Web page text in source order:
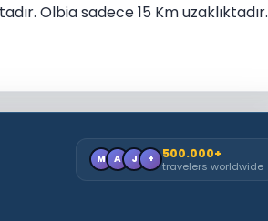
Olbia sadece 15 Km uzaklıktadır.
M A J + 500.000+
travelers worldwide